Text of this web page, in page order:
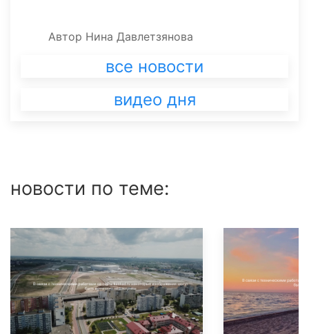
Автор Нина Давлетзянова
все новости
видео дня
новости по теме: